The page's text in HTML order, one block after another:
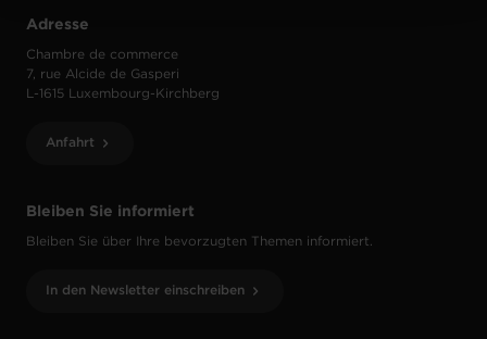
Bleiben Sie informiert
Bleiben Sie über Ihre bevorzugten Themen informiert.
In den Newsletter einschreiben
Adresse
Chambre de commerce
7, rue Alcide de Gasperi
L-1615 Luxembourg-Kirchberg
Anfahrt